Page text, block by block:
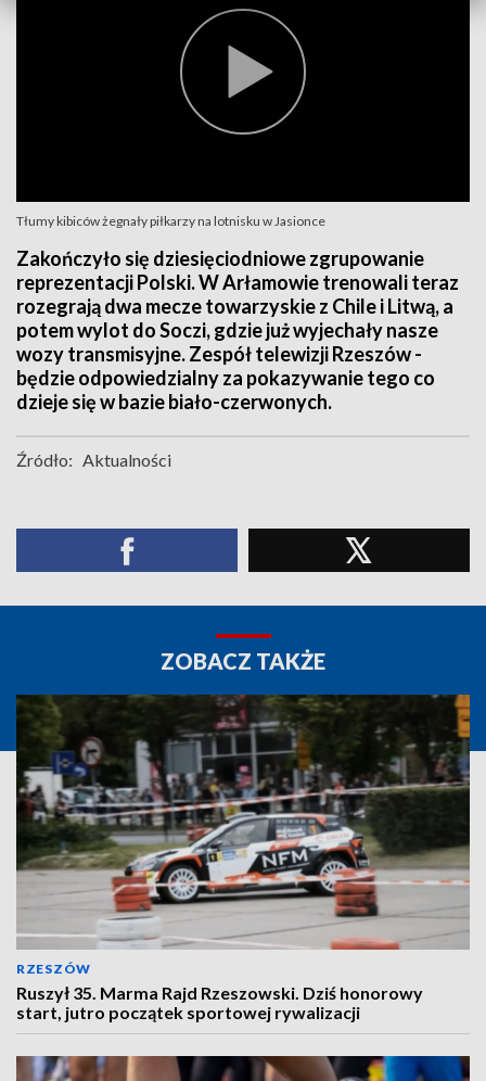
Tłumy kibiców żegnały piłkarzy na lotnisku w Jasionce
Zakończyło się dziesięciodniowe zgrupowanie
reprezentacji Polski. W Arłamowie trenowali teraz
rozegrają dwa mecze towarzyskie z Chile i Litwą, a
potem wylot do Soczi, gdzie już wyjechały nasze
wozy transmisyjne. Zespół telewizji Rzeszów -
będzie odpowiedzialny za pokazywanie tego co
dzieje się w bazie biało-czerwonych.
Źródło: Aktualności
ZOBACZ TAKŻE
RZESZÓW
Ruszył 35. Marma Rajd Rzeszowski. Dziś honorowy
start, jutro początek sportowej rywalizacji